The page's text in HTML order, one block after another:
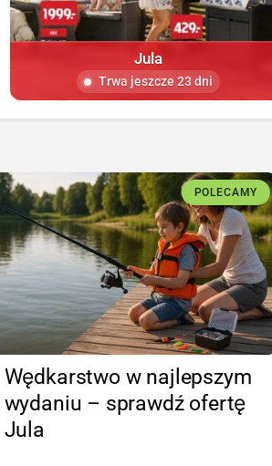
Jula
Trwa jeszcze 23 dni
POLECAMY
Wędkarstwo w najlepszym
wydaniu – sprawdź ofertę
Jula